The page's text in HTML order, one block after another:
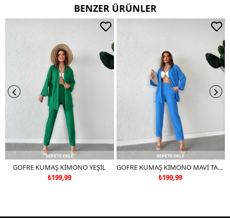
BENZER ÜRÜNLER
SEPETE EKLE
GOFRE KUMAŞ KİMONO YEŞİL
₺199,99
SEPETE EKLE
GOFRE KUMAŞ KİMONO MAVİ TAKIM DEĞİLDİR
₺199,99